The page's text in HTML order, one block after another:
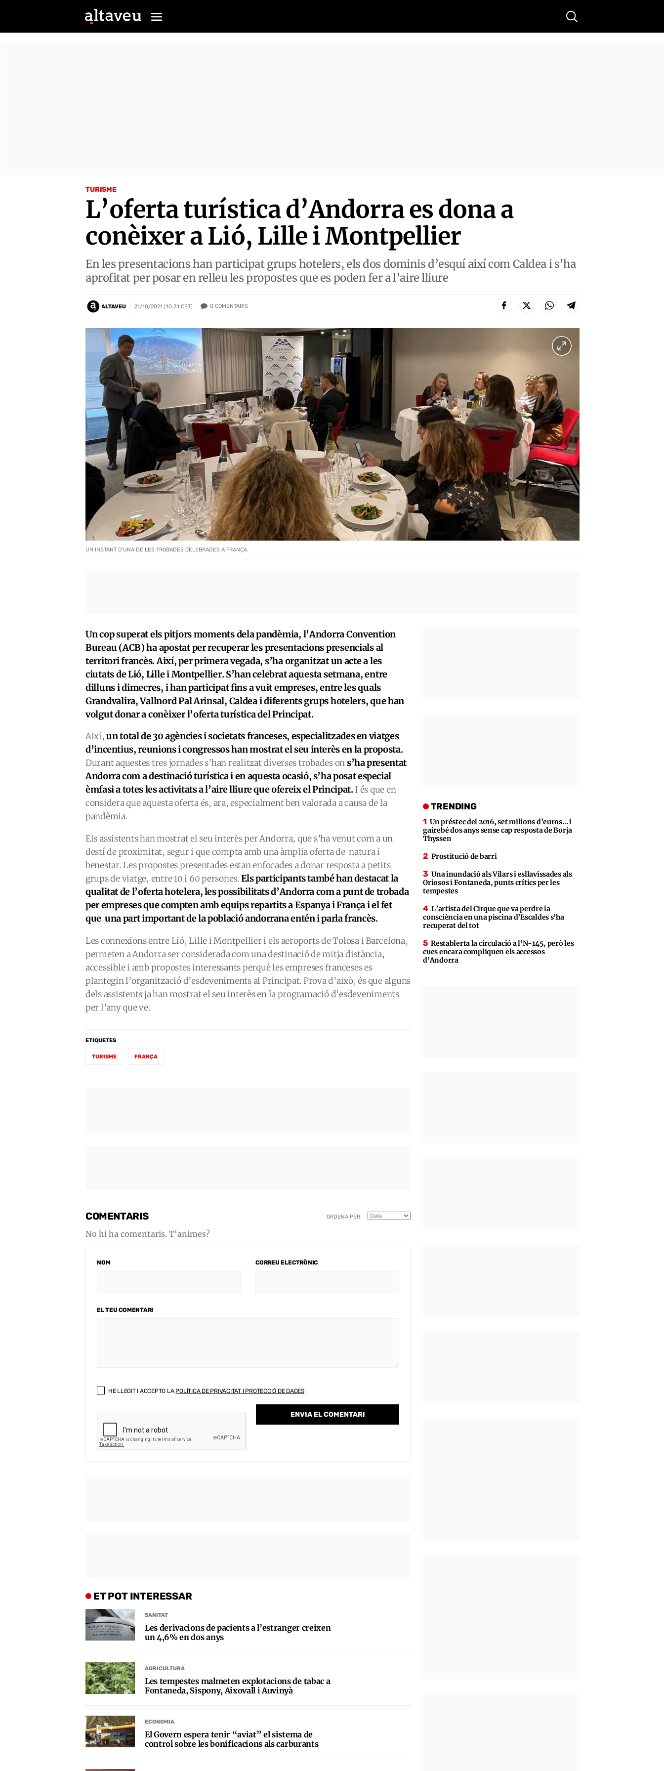
Buscar
TURISME
L’oferta turística d’Andorra es dona a
conèixer a Lió, Lille i Montpellier
En les presentacions han participat grups hotelers, els dos dominis d’esquí així com Caldea i s’ha
aprofitat per posar en relleu les propostes que es poden fer a l’aire lliure
ALTAVEU 21/10/2021 (10:31 CET) 0 COMENTARIS
UN INSTANT D'UNA DE LES TROBADES CELEBRADES A FRANÇA.
Un cop superat els pitjors moments dela pandèmia, l’Andorra Convention
Bureau (ACB) ha apostat per recuperar les presentacions presencials al
territori francès. Així, per primera vegada, s’ha organitzat un acte a les
ciutats de Lió, Lille i Montpellier. S’han celebrat aquesta setmana, entre
dilluns i dimecres, i han participat fins a vuit empreses, entre les quals
Grandvalira, Vallnord Pal Arinsal, Caldea i diferents grups hotelers, que han
volgut donar a conèixer l’oferta turística del Principat.
Així,un total de 30 agències i societats franceses, especialitzades en viatges
d’incentius, reunions i congressos han mostrat el seu interès en la proposta.
Durant aquestes tres jornades s’han realitzat diverses trobades ons’ha presentat
Andorra com a destinació turística i en aquesta ocasió, s’ha posat especial
èmfasi a totes les activitats a l’aire lliure que ofereix el Principat.I és que en
considera que aquesta oferta és, ara, especialment ben valorada a causa de la
pandèmia.
Els assistents han mostrat el seu interès per Andorra, que s’ha venut com a un
destí de proximitat, segur i que compta amb una àmplia oferta de natura i
benestar. Les propostes presentades estan enfocades a donar resposta a petits
grups de viatge, entre 10 i 60 persones. Els participants també han destacat la
qualitat de l’oferta hotelera, les possibilitats d’Andorra com a punt de trobada
per empreses que compten amb equips repartits a Espanya i França i el fet
que una part important de la població andorrana entén i parla francès.
Les connexions entre Lió, Lille i Montpellier i els aeroports de Tolosa i Barcelona,
permeten a Andorra ser considerada com una destinació de mitja distància,
accessible i amb propostes interessants perquè les empreses franceses es
plantegin l’organització d’esdeveniments al Principat. Prova d’això, és que alguns
dels assistents ja han mostrat el seu interès en la programació d’esdeveniments
per l’any que ve.
ETIQUETES
TURISME FRANÇA
COMENTARIS ORDENA PER
No hi ha comentaris. T'animes?
NOM CORREU ELECTRÒNIC
EL TEU COMENTARI
HE LLEGIT I ACCEPTO LA POLÍTICA DE PRIVACITAT I PROTECCIÓ DE DADES
ET POT INTERESSAR
SANITAT
Les derivacions de pacients a l’estranger creixen
un 4,6% en dos anys
AGRICULTURA
Les tempestes malmeten explotacions de tabac a
Fontaneda, Sispony, Aixovall i Auvinyà
ECONOMIA
El Govern espera tenir “aviat” el sistema de
control sobre les bonificacions als carburants
TRENDING
Un préstec del 2016, set milions d’euros… i
gairebé dos anys sense cap resposta de Borja
Thyssen
Prostitució de barri
Una inundació als Vilars i esllavissades als
Oriosos i Fontaneda, punts crítics per les
tempestes
L’artista del Cirque que va perdre la
consciència en una piscina d’Escaldes s’ha
recuperat del tot
Restablerta la circulació a l’N-145, però les
cues encara compliquen els accessos
d’Andorra